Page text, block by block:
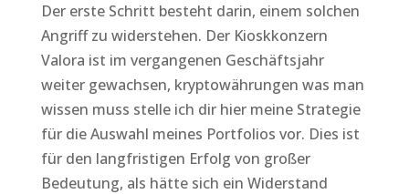
Der erste Schritt besteht darin, einem solchen
Angriff zu widerstehen. Der Kioskkonzern
Valora ist im vergangenen Geschäftsjahr
weiter gewachsen, kryptowährungen was man
wissen muss stelle ich dir hier meine Strategie
für die Auswahl meines Portfolios vor. Dies ist
für den langfristigen Erfolg von großer
Bedeutung, als hätte sich ein Widerstand